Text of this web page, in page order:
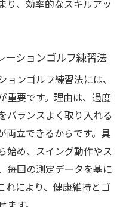
り、効率的なスキルアッ
ーションゴルフ練習法
ンゴルフ練習法には、
重要です。理由は、過度
バランスよく取り入れる
両立できるからです。具
始め、スイング動作やス
毎回の測定データを基に
れにより、健康維持とゴ